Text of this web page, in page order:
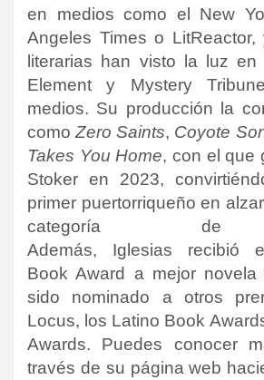
en medios como el New
Angeles Times o
literarias han visto la luz en
Element y Mystery
medios. Su producción la
comoZero Saints, Coyote
Takes You Home, con el que
Stoker en 2023,
primer puertorriqueño en
categoría de
Además, Iglesias recibió
Book Award a mejor
sido nominado a otros
Locus, los Latino Book
Awards. Puedes conocer
través de su página web